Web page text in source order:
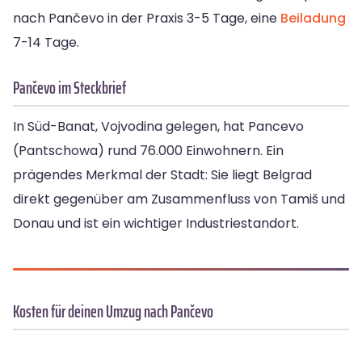
nach Pančevo in der Praxis 3-5 Tage, eine Beiladung
7-14 Tage.
Pančevo im Steckbrief
In Süd-Banat, Vojvodina gelegen, hat Pancevo
(Pantschowa) rund 76.000 Einwohnern. Ein
prägendes Merkmal der Stadt: Sie liegt Belgrad
direkt gegenüber am Zusammenfluss von Tamiš und
Donau und ist ein wichtiger Industriestandort.
Kosten für deinen Umzug nach Pančevo